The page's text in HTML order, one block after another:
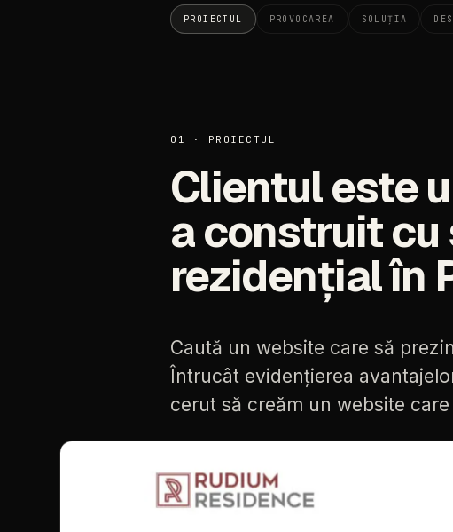
PROIECTUL PROVOCAREA SOLUȚIA
01 · PROIECTUL
Clientul este
a construit cu
rezidențial în
Caută un website care să
Întrucât evidențierea
cerut să creăm un website care